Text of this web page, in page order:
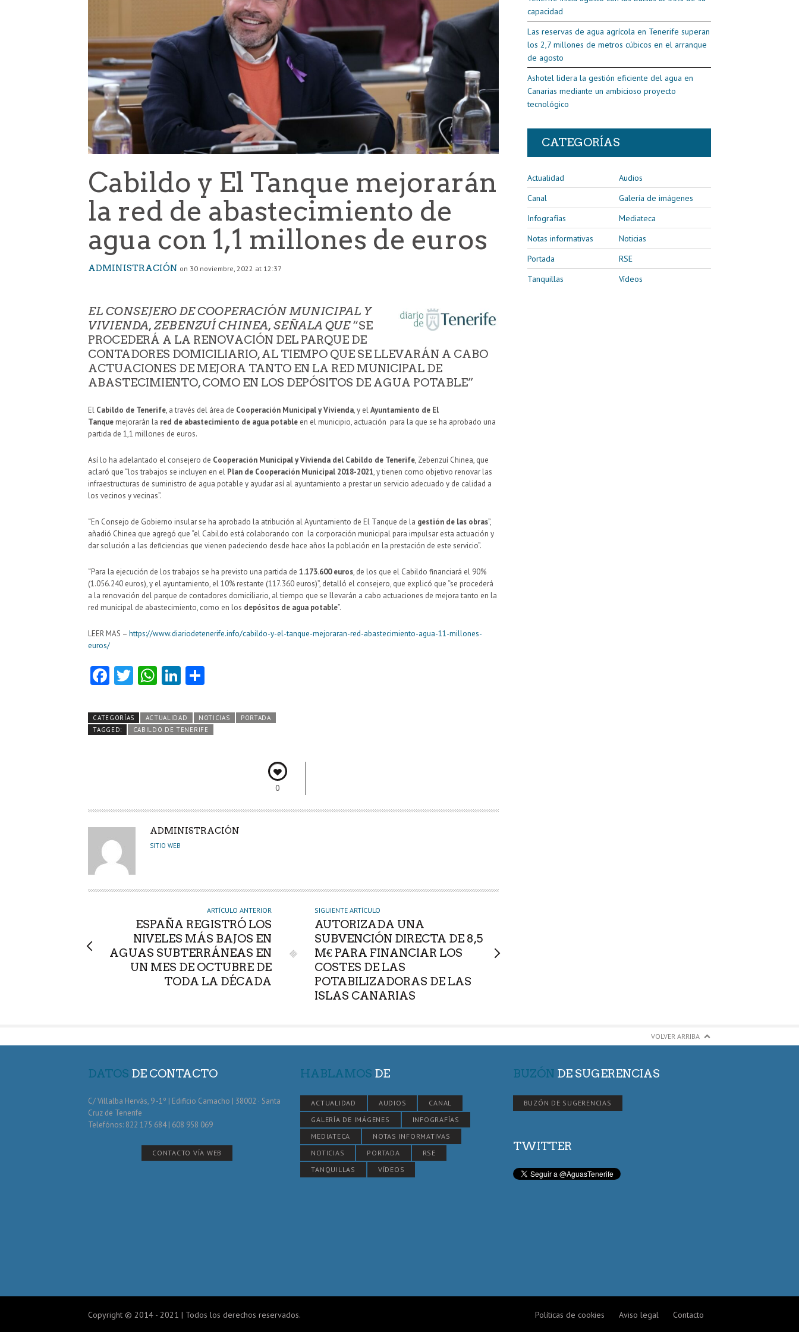
Cabildo y El Tanque mejorarán
la red de abastecimiento de
agua con 1,1 millones de euros
ADMINISTRACIÓN on 30 noviembre, 2022 at 12:37
EL CONSEJERO DE COOPERACIÓN MUNICIPAL Y
VIVIENDA, ZEBENZUÍ CHINEA, SEÑALA QUE“SE
PROCEDERÁ A LA RENOVACIÓN DEL PARQUE DE
CONTADORES DOMICILIARIO, AL TIEMPO QUE SE LLEVARÁN A CABO
ACTUACIONES DE MEJORA TANTO EN LA RED MUNICIPAL DE
ABASTECIMIENTO, COMO EN LOS DEPÓSITOS DE AGUA POTABLE”
El Cabildo de Tenerife, a través del área de Cooperación Municipal y Vivienda, y elAyuntamiento de El
Tanque mejorarán la red de abastecimiento de agua potable en el municipio, actuación para la que se ha aprobado una
partida de 1,1 millones de euros.
Así lo ha adelantado el consejero de Cooperación Municipal y Vivienda del Cabildo de Tenerife, Zebenzuí Chinea, que
aclaró que “los trabajos se incluyen en el Plan de Cooperación Municipal 2018-2021, y tienen como objetivo renovar las
infraestructuras de suministro de agua potable y ayudar así al ayuntamiento a prestar un servicio adecuado y de calidad a
los vecinos y vecinas”.
“En Consejo de Gobierno insular se ha aprobado la atribución al Ayuntamiento de El Tanque de la gestión de las obras”,
añadió Chinea que agregó que “el Cabildo está colaborando con la corporación municipal para impulsar esta actuación y
dar solución a las deficiencias que vienen padeciendo desde hace años la población en la prestación de este servicio”.
“Para la ejecución de los trabajos se ha previsto una partida de 1.173.600 euros, de los que el Cabildo financiará el 90%
(1.056.240 euros), y el ayuntamiento, el 10% restante (117.360 euros)”, detalló el consejero, que explicó que “se procederá
a la renovación del parque de contadores domiciliario, al tiempo que se llevarán a cabo actuaciones de mejora tanto en la
red municipal de abastecimiento, como en los depósitos de agua potable”.
LEER MAS – https://www.diariodetenerife.info/cabildo-y-el-tanque-mejoraran-red-abastecimiento-agua-11-millones-
euros/
Fa
b
o
T
itt
er
W
ts
A
Li
e
dI
m
pa
CATEGORÍAS ACTUALIDAD NOTICIAS
PORTADA
TAGGED:
CABILDO DE TENERIFE
0
A
U
R
ADMINISTRACIÓN
SITIO WEB
ARTÍCULO ANTERIOR
ESPAÑA REGISTRÓ LOS
NIVELES MÁS BAJOS EN
AGUAS SUBTERRÁNEAS EN
UN MES DE OCTUBRE DE
TODA LA DÉCADA
SIGUIENTE ARTÍCULO
AUTORIZADA UNA
SUBVENCIÓN DIRECTA DE 8,5
M€ PARA FINANCIAR LOS
COSTES DE LAS
POTABILIZADORAS DE LAS
ISLAS CANARIAS
capacidad
Las reservas de agua agrícola en Tenerife superan
los 2,7 millones de metros cúbicos en el arranque
de agosto
Ashotel lidera la gestión eficiente del agua en
Canarias mediante un ambicioso proyecto
tecnológico
CATEGORÍAS
Actualidad
Audios
Canal
Galería de imágenes
Infografías
Mediateca
Notas informativas
Noticias
Portada
RSE
Tanquillas
Vídeos
VOLVER ARRIBA
DATOS DE CONTACTO
C/ Villalba Hervás, 9 -1º | Edificio Camacho | 38002 · Santa
Cruz de Tenerife
Telefónos: 822 175 684 | 608 958 069
CONTACTO VÍA WEB
HABLAMOS DE
ACTUALIDAD AUDIOS
CANAL
GALERÍA DE IMÁGENES
INFOGRAFÍAS
MEDIATECA
NOTAS INFORMATIVAS
NOTICIAS
PORTADA
RSE
TANQUILLAS
VÍDEOS
BUZÓN DE SUGERENCIAS
BUZÓN DE SUGERENCIAS
TWITTER
Copyright © 2014 - 2021 | Todos los derechos reservados. Políticas de cookies Aviso legal Contacto